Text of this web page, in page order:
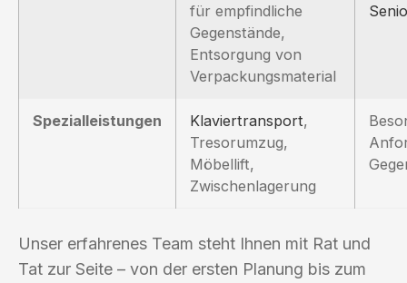
für empfindliche
Gegenstände,
Entsorgung von
Verpackungsmaterial
Spezialleistungen Klaviertransport,
Tresorumzug,
Möbellift,
Zwischenlagerung
Unser erfahrenes Team steht Ihnen mit Rat und
Tat zur Seite – von der ersten Planung bis zum